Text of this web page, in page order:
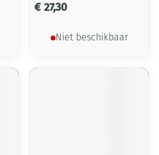
€ 27,30
Niet beschikbaar